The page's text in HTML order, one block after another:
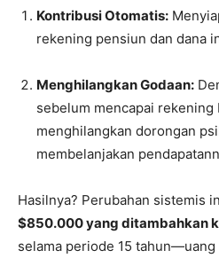
Kontribusi Otomatis:
rekening pensiun dan dana
Menghilangkan Godaan:
sebelum mencapai rekening
menghilangkan dorongan
membelanjakan
Hasilnya? Perubahan sistemis
$850.000 yang ditambahkan
selama periode 15